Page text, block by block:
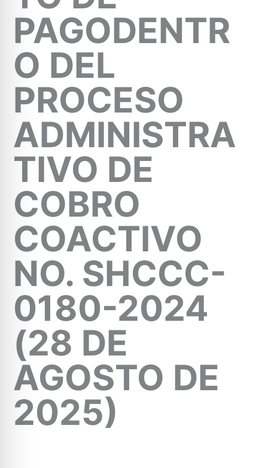
PAGODENTR
O DEL
PROCESO
ADMINISTRA
TIVO DE
COBRO
COACTIVO
NO. SHCCC-
0180-2024
(28 DE
AGOSTO DE
2025)